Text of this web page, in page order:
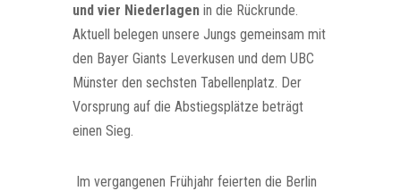
und vier Niederlagenin die Rückrunde.
Aktuell belegen unsere Jungs gemeinsam mit
den Bayer Giants Leverkusen und dem UBC
Münster den sechsten Tabellenplatz. Der
Vorsprung auf die Abstiegsplätze beträgt
einen Sieg.
Im vergangenen Frühjahr feierten die Berlin